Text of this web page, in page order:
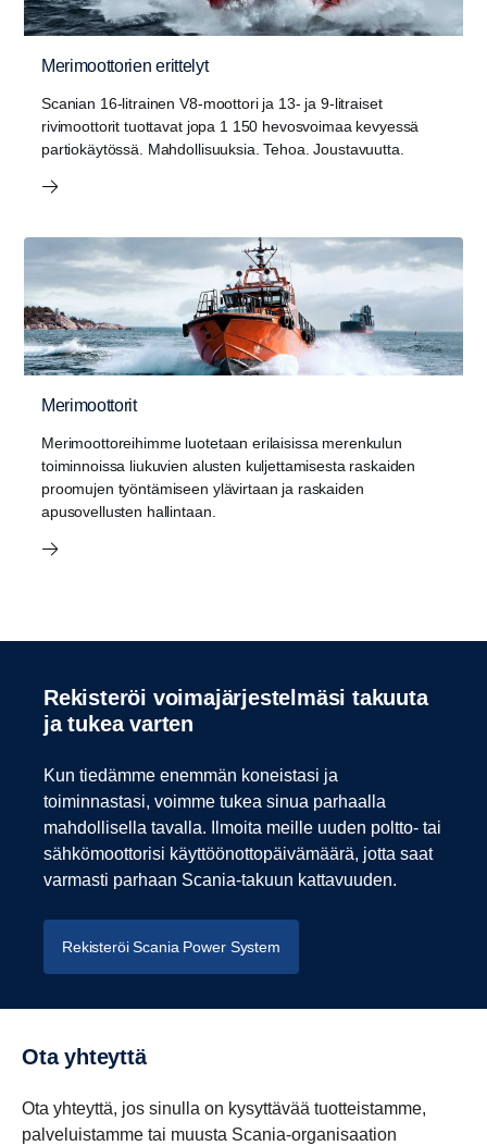
Merimoottorien erittelyt
Scanian 16-litrainen V8-moottori ja 13- ja 9-litraiset
rivimoottorit tuottavat jopa 1 150 hevosvoimaa kevyessä
partiokäytössä. Mahdollisuuksia. Tehoa. Joustavuutta.
Merimoottorit
Merimoottoreihimme luotetaan erilaisissa merenkulun
toiminnoissa liukuvien alusten kuljettamisesta raskaiden
proomujen työntämiseen ylävirtaan ja raskaiden
apusovellusten hallintaan.
Rekisteröi voimajärjestelmäsi takuuta
ja tukea varten
Kun tiedämme enemmän koneistasi ja
toiminnastasi, voimme tukea sinua parhaalla
mahdollisella tavalla. Ilmoita meille uuden poltto- tai
sähkömoottorisi käyttöönottopäivämäärä, jotta saat
varmasti parhaan Scania-takuun kattavuuden.
Rekisteröi Scania Power System
Ota yhteyttä
Ota yhteyttä, jos sinulla on kysyttävää tuotteistamme,
palveluistamme tai muusta Scania-organisaation